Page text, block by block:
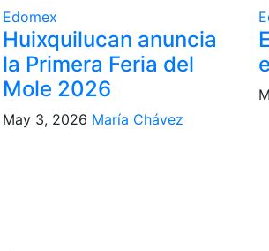
Edomex
Huixquilucan anuncia
la Primera Feria del
Mole 2026
May 3, 2026 María Chávez